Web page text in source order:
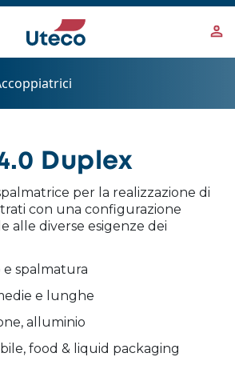
Duplex
per la realizzazione di
con una configurazione
alle diverse esigenze dei
spalmatura
e lunghe
alluminio
food & liquid packaging